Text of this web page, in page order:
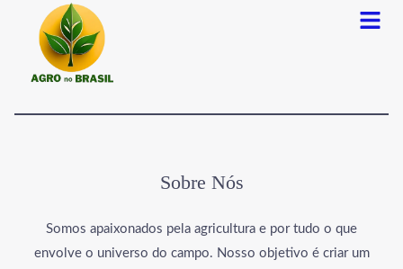
Menu
Sobre Nós
Somos apaixonados pela agricultura e por tudo o que
envolve o universo do campo. Nosso objetivo é criar um